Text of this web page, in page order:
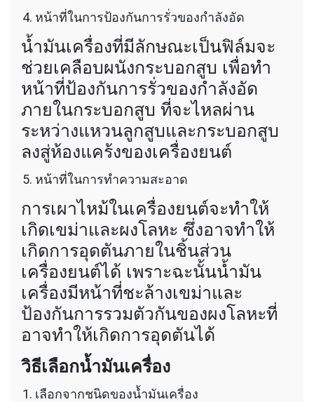
หน้าที่ในการป้องกันการรั่วของกำลังอัด
น้ำมันเครื่องที่มีลักษณะเป็นฟิล์มจะ
ช่วยเคลือบผนังกระบอกสูบ เพื่อทำ
หน้าที่ป้องกันการรั่วของกำลังอัด
ภายในกระบอกสูบ ที่จะไหลผ่าน
ระหว่างแหวนลูกสูบและกระบอกสูบ
ลงสู่ห้องแคร้งของเครื่องยนต์
หน้าที่ในการทำความสะอาด
การเผาไหม้ในเครื่องยนต์จะทำให้
เกิดเขม่าและผงโลหะ ซึ่งอาจทำให้
เกิดการอุดตันภายในชิ้นส่วน
เครื่องยนต์ได้ เพราะฉะนั้นน้ำมัน
เครื่องมีหน้าที่ชะล้างเขม่าและ
ป้องกันการรวมตัวกันของผงโลหะที่
อาจทำให้เกิดการอุดตันได้
วิธีเลือกน้ำมันเครื่อง
เลือกจากชนิดของน้ำมันเครื่อง